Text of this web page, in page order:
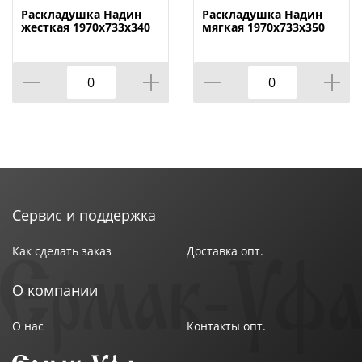
влаги, не промокает и быстро сохнет.
Раскладушка Надин
жесткая 1970х733х340
Раскладушка Надин
мягкая 1970х733х350
Сервис и поддержка
Как сделать заказ Доставка опт.
О компании
О нас Контакты опт.